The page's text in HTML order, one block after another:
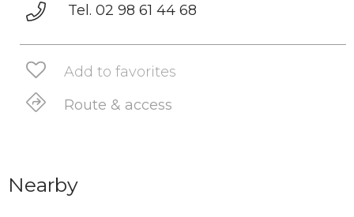
Tel. 02 98 61 44 68
Add to favorites
Route & access
Nearby